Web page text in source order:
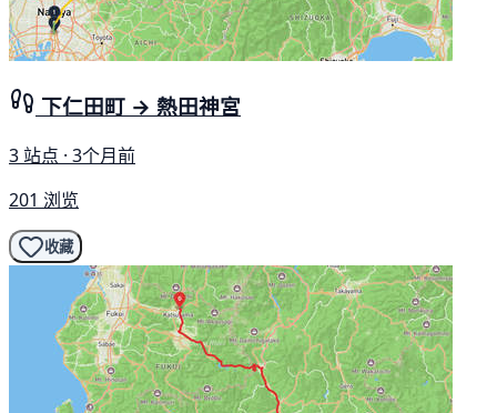
下仁田町 → 熱田神宮
3 站点 · 3个月前
201 浏览
收藏